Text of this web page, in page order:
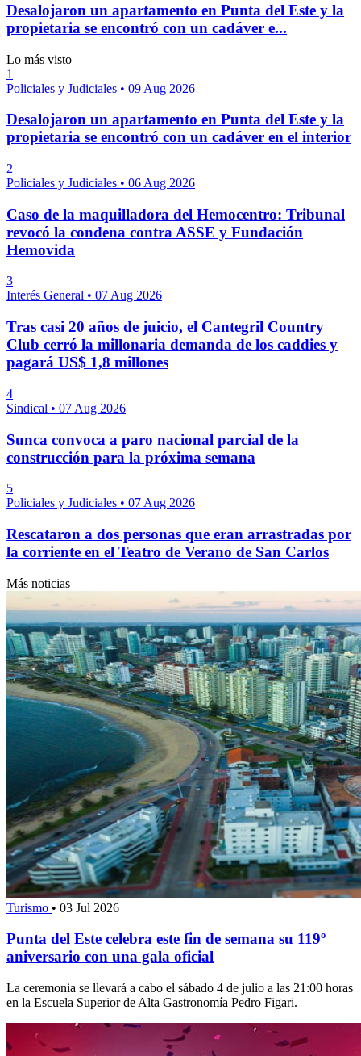
Desalojaron un apartamento en Punta del Este y la
propietaria se encontró con un cadáver e...
Lo más visto
1
Policiales y Judiciales • 09 Aug 2026
Desalojaron un apartamento en Punta del Este y la
propietaria se encontró con un cadáver en el interior
2
Policiales y Judiciales • 06 Aug 2026
Caso de la maquilladora del Hemocentro: Tribunal
revocó la condena contra ASSE y Fundación
Hemovida
3
Interés General • 07 Aug 2026
Tras casi 20 años de juicio, el Cantegril Country
Club cerró la millonaria demanda de los caddies y
pagará US$ 1,8 millones
4
Sindical • 07 Aug 2026
Sunca convoca a paro nacional parcial de la
construcción para la próxima semana
5
Policiales y Judiciales • 07 Aug 2026
Rescataron a dos personas que eran arrastradas por
la corriente en el Teatro de Verano de San Carlos
Más noticias
Turismo • 03 Jul 2026
Punta del Este celebra este fin de semana su 119º
aniversario con una gala oficial
La ceremonia se llevará a cabo el sábado 4 de julio a las 21:00 horas
en la Escuela Superior de Alta Gastronomía Pedro Figari.